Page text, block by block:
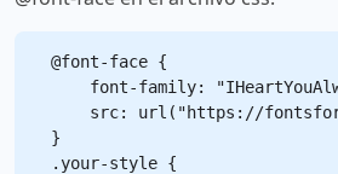
@font-face {
font-family:
src: url("https://
}
.your-style {